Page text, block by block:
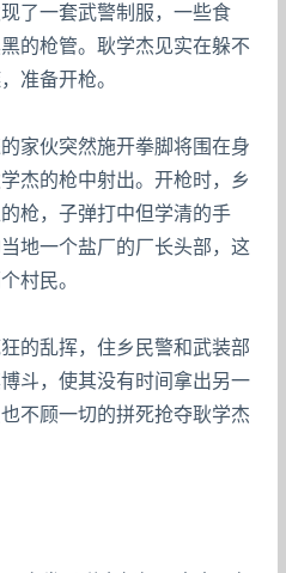
了一套武警制服，一些食
的枪管。耿学杰见实在躲不
准备开枪。
家伙突然施开拳脚将围在身
杰的枪中射出。开枪时，乡
枪，子弹打中但学清的手
地一个盐厂的厂长头部，这
村民。
的乱挥，住乡民警和武装部
斗，使其没有时间拿出另一
不顾一切的拼死抢夺耿学杰